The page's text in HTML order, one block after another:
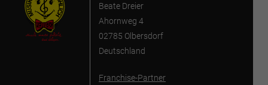
Beate Dreier
Ahornweg 4
02785 Olbersdorf
Deutschland
Franchise-Partner